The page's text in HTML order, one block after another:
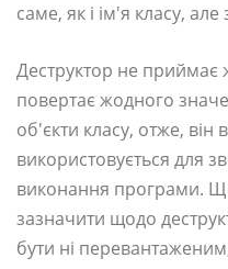
саме, як і ім'я класу,
Деструктор не
повертає жодного
об'єкти класу, отже, він
використовується для
виконання програми.
зазначити щодо
бути ні